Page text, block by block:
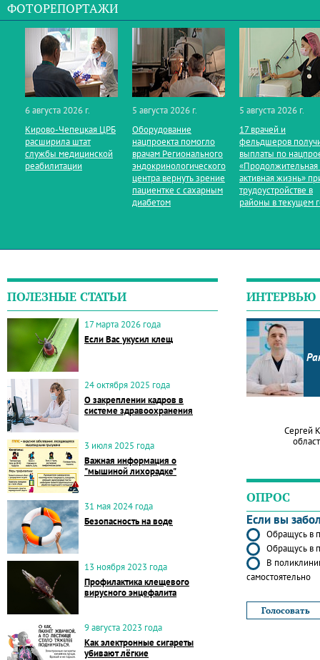
ФОТОРЕПОРТАЖИ
6 августа 2026 г.
Кирово‑Чепецкая ЦРБ
расширила штат
службы медицинской
реабилитации
5 августа 2026 г.
Оборудование
нацпроекта помогло
врачам Регионального
эндокринологического
центра вернуть зрение
пациентке с сахарным
диабетом
5 августа 2026 г.
17 врачей и
фельдшеров
выплаты по
«Продолжительная
активная жизнь»
трудоустройстве в
районы в текущем
ПОЛЕЗНЫЕ СТАТЬИ
17 марта 2026 года
Если Вас укусил клещ
24 октября 2025 года
О закреплении кадров в
системе здравоохранения
3 июля 2025 года
Важная информация о
"мышиной лихорадке"
31 мая 2024 года
Безопасность на воде
13 ноября 2023 года
Профилактика клещевого
вирусного энцефалита
9 августа 2023 года
Как электронные сигареты
убивают лёгкие
ИНТЕРВЬЮ
Сергей
ОПРОС
Если вы
Обращусь в
Обращусь в
В
самостоятельно